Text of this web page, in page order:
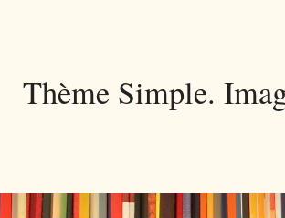
Thème Simple.